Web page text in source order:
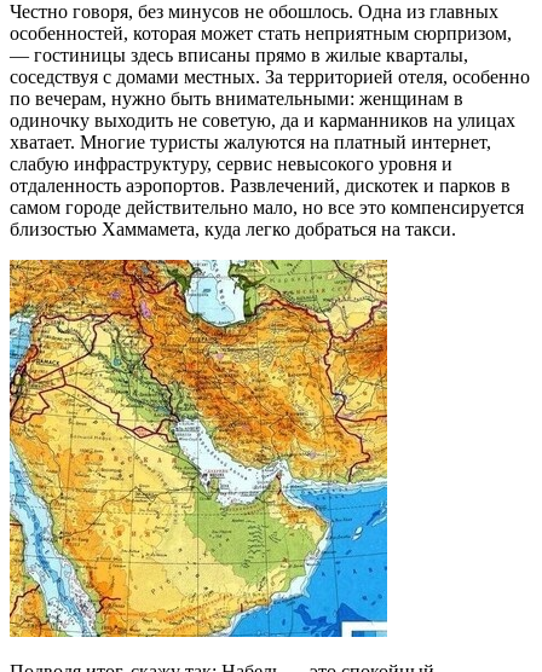
Честно говоря, без минусов не обошлось. Одна из главных
особенностей, которая может стать неприятным сюрпризом,
— гостиницы здесь вписаны прямо в жилые кварталы,
соседствуя с домами местных. За территорией отеля, особенно
по вечерам, нужно быть внимательными: женщинам в
одиночку выходить не советую, да и карманников на улицах
хватает. Многие туристы жалуются на платный интернет,
слабую инфраструктуру, сервис невысокого уровня и
отдаленность аэропортов. Развлечений, дискотек и парков в
самом городе действительно мало, но все это компенсируется
близостью Хаммамета, куда легко добраться на такси.